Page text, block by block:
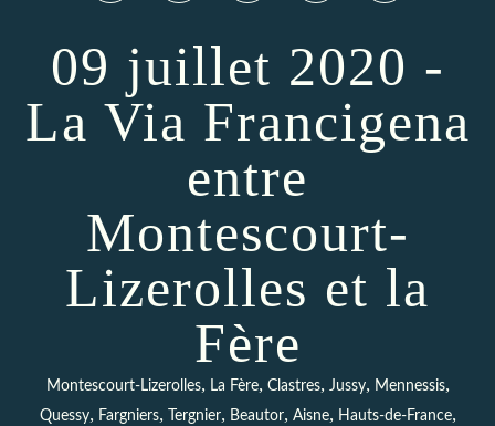
09 juillet 2020 -
La Via Francigena
entre
Montescourt-
Lizerolles et la
Fère
Montescourt-Lizerolles, La Fère, Clastres, Jussy, Mennessis,
Quessy, Fargniers, Tergnier, Beautor, Aisne, Hauts-de-France,